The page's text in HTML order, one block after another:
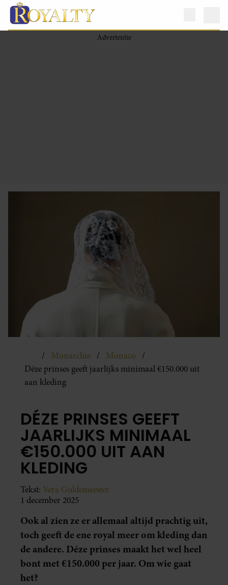
Monarchie
Monaco
Déze prinses geeft jaarlijks minimaal €150.000 uit
aan kleding
DÉZE PRINSES GEEFT
JAARLIJKS MINIMAAL
€150.000 UIT AAN
KLEDING
Tekst: Vera Guldemeester
1 december 2025
Ook al zien ze er allemaal altijd prachtig uit,
toch geeft de ene royal meer om kleding dan
de andere. Déze prinses maakt het wel heel
bont met €150.000 per jaar. Om wie gaat
het?